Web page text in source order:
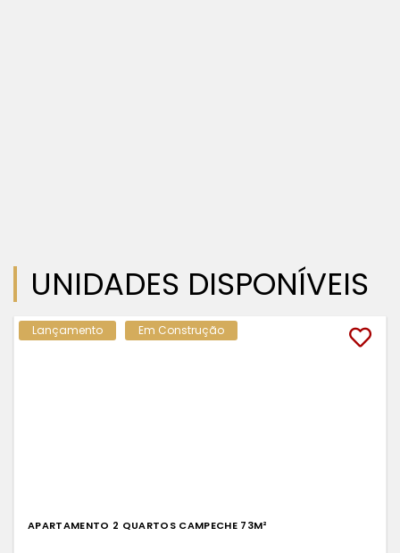
UNIDADES DISPONÍVEIS
Lançamento Em Construção
APARTAMENTO 2 QUARTOS CAMPECHE 73M²